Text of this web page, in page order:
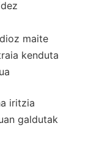
maite
kenduta
iritzia
galdutak